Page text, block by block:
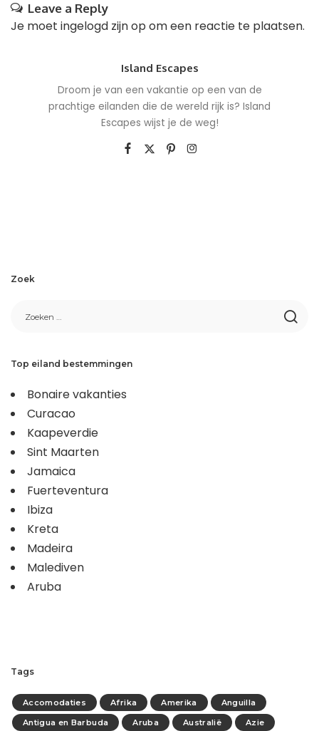
Leave a Reply
Je moet ingelogd zijn op om een reactie te plaatsen.
Island Escapes
Droom je van een vakantie op een van de
prachtige eilanden die de wereld rijk is? Island
Escapes wijst je de weg!
Zoek
Top eiland bestemmingen
Bonaire vakanties
Curacao
Kaapeverdie
Sint Maarten
Jamaica
Fuerteventura
Ibiza
Kreta
Madeira
Malediven
Aruba
Tags
Accomodaties Afrika Amerika
Anguilla
Antigua en Barbuda
Aruba Australië Azie